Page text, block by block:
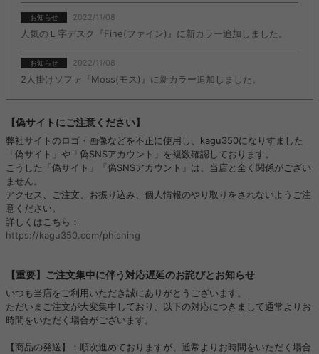
お知らせ 2022/11/08
人気のＬ字デスク『Fine(ファイン)』に新カラー追加しました。
お知らせ 2022/11/08
2人掛けソファ『Moss(モス)』に新カラー追加しました。
【偽サイトにご注意ください】
弊社サイトのロゴ・画像などを不正に使用し、kagu350になりすました
「偽サイト」や「偽SNSアカウント」を複数確認しております。
こうした「偽サイト」「偽SNSアカウント」は、当店と全く関係がござい
ません。
アクセス、ご注文、お振り込み、個人情報のやり取りをされないようご注
意ください。
詳しくはこちら：
https://kagu350.com/phishing
【重要】ご注文集中に伴う対応遅延のお詫びとお知らせ
いつも当店をご利用いただき誠にありがとうございます。
ただいまご注文が大変集中しており、以下の対応につきまして通常よりお
時間をいただく場合がございます。
【商品の発送】：順次進めておりますが、通常よりお時間をいただく場合